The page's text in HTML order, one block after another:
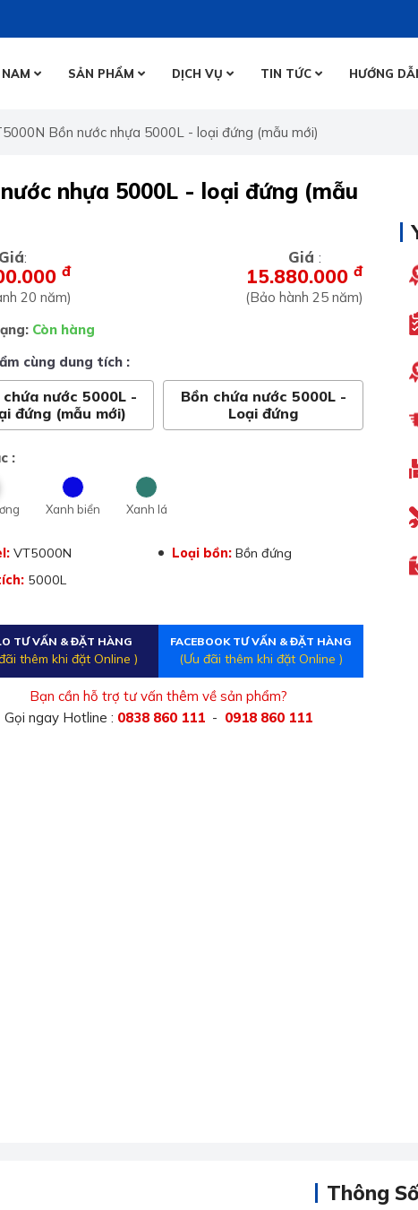
SẢN PHẨM
BỒN NƯỚC ĐỨNG
BỒN TỰ HOẠI NẰM
DỊCH VỤ TIN TỨC HƯỚNG
Bồn nước nhựa 5000L - loại đứng (mẫu mới)
nhựa 5000L - loại đứng (mẫu
Giá:
đ
20 năm)
Giá :
15.880.000đ
(Bảo hành 25 năm)
Còn hàng
cùng dung tích :
chứa nước 5000L -
đứng (mẫu mới)
Bồn chứa nước 5000L -
Loại đứng
:
Xanh biển Xanh lá
VT5000N Loại bồn:Bồn đứng
5000L
TƯ VẤN & ĐẶT HÀNG
thêm khi đặt Online )
FACEBOOK TƯ VẤN & ĐẶT HÀNG
(Ưu đãi thêm khi đặt Online )
Bạn cần hỗ trợ tư vấn thêm về sản phẩm?
Gọi ngay Hotline : 0838 860 111 - 0918 860 111
Thông